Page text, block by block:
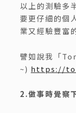
以上的測驗多
要更仔細的個
業又經驗豐富
譬如說我「
~) https://
2.做事時覺察